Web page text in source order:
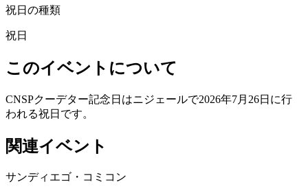
祝日の種類
祝日
このイベントについて
CNSPクーデター記念日はニジェールで2026年7月26日に行
われる祝日です。
関連イベント
サンディエゴ・コミコン